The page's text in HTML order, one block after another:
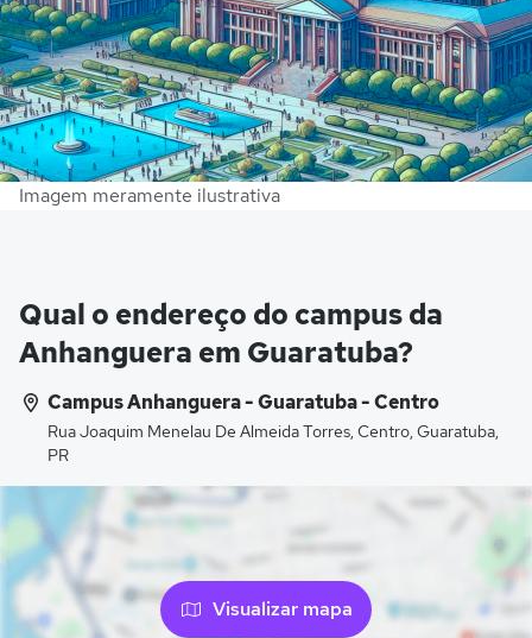
Imagem meramente ilustrativa
Qual o endereço do campus da
Anhanguera em Guaratuba?
Campus Anhanguera - Guaratuba - Centro
Rua Joaquim Menelau De Almeida Torres, Centro, Guaratuba,
PR
Visualizar mapa